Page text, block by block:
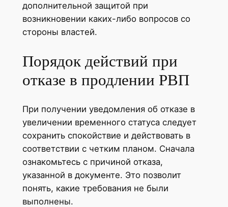
дополнительной защитой при
возникновении каких-либо вопросов со
стороны властей.
Порядок действий при
отказе в продлении РВП
При получении уведомления об отказе в
увеличении временного статуса следует
сохранить спокойствие и действовать в
соответствии с четким планом. Сначала
ознакомьтесь с причиной отказа,
указанной в документе. Это позволит
понять, какие требования не были
выполнены.